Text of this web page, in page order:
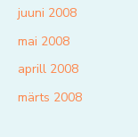
juuni 2008
mai 2008
aprill 2008
märts 2008